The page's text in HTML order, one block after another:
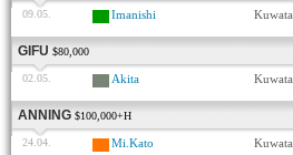
09.05. Imanishi Kuwata
GIFU $80,000
02.05. Akita Kuwata
ANNING $100,000+H
24.04. Mi.Kato Kuwata